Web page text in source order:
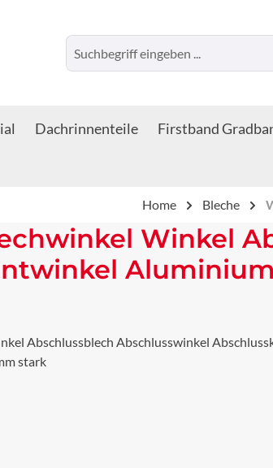
Dachrinnenteile Firstband
Home Bleche
Winkel